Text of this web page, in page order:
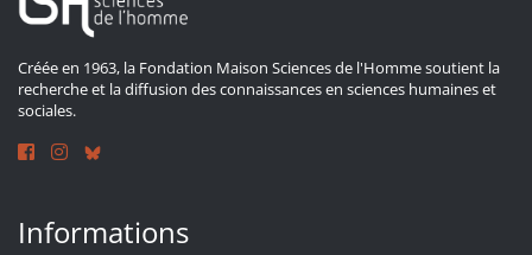
Créée en 1963, la Fondation Maison Sciences de l'Homme soutient la
recherche et la diffusion des connaissances en sciences humaines et
sociales.
Informations